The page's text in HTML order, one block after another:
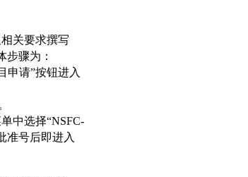
关要求撰写
步骤为：
申请”按钮进入
中选择“NSFC-
准号后即进入